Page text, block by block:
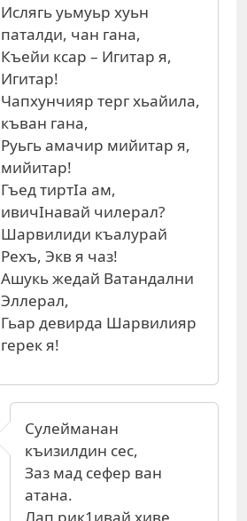
Ислягь уьмуьр хуьн
паталди, чан гана,
Къейи ксар – Игитар я,
Игитар!
Чапхунчияр терг хьайила,
къван гана,
Руьгь амачир мийитар я,
мийитар!
Гъед тиртIа ам,
ивичIнавай чилерал?
Шарвилиди къалурай
Рехъ, Экв я чаз!
Ашукь жедай Ватандални
Эллерал,
Гьар девирда Шарвилияр
герек я!
Сулейманан
къизилдин сес,
Заз мад сефер ван
атана.
Лап рик1ивай хиве